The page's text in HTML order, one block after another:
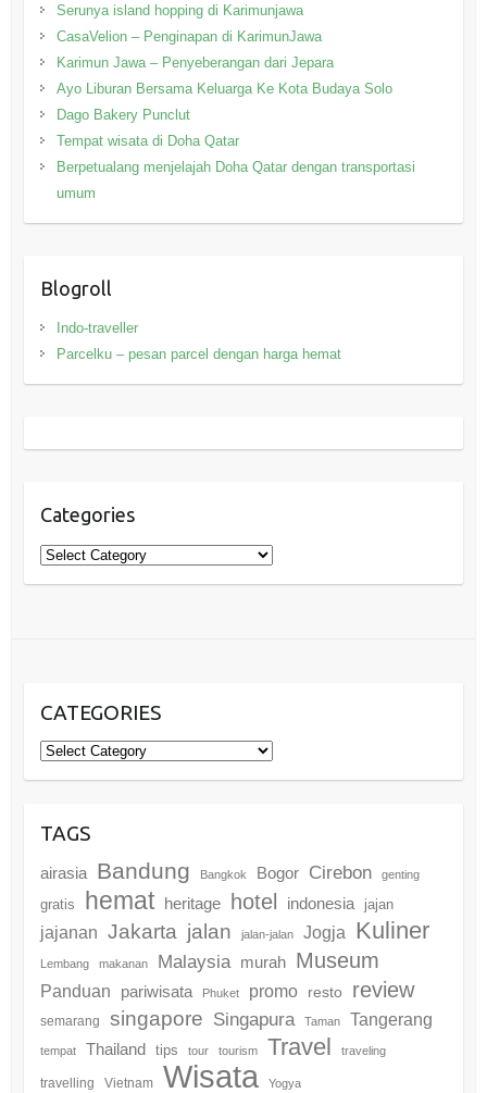
Serunya island hopping di Karimunjawa
CasaVelion – Penginapan di KarimunJawa
Karimun Jawa – Penyeberangan dari Jepara
Ayo Liburan Bersama Keluarga Ke Kota Budaya Solo
Dago Bakery Punclut
Tempat wisata di Doha Qatar
Berpetualang menjelajah Doha Qatar dengan transportasi
umum
Blogroll
Indo-traveller
Parcelku – pesan parcel dengan harga hemat
Categories
Categories
CATEGORIES
Categories
TAGS
airasia Bandung Bangkok Bogor Cirebon genting
gratis hemat heritage hotel indonesia jajan
jajanan Jakarta jalan jalan-jalan Jogja Kuliner
Lembang makanan Malaysia murah Museum
Panduan pariwisata Phuket promo resto review
semarang singapore Singapura Taman Tangerang
tempat Thailand tips tour tourism Travel traveling
travelling Vietnam Wisata Yogya